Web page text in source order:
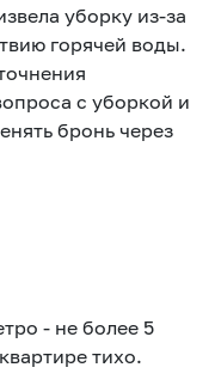
уборку из-за
горячей воды.
с уборкой и
бронь через
- не более 5
тихо.